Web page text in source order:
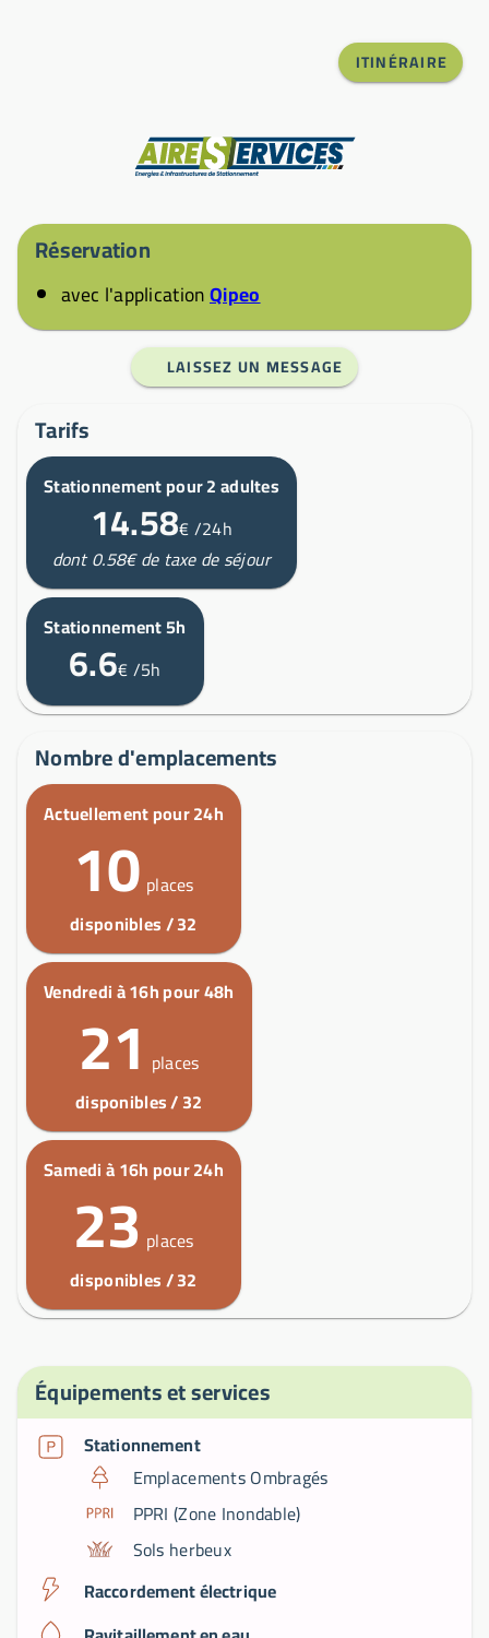
ITINÉRAIRE
Réservation
avec l'applicationQipeo
LAISSEZ UN MESSAGE
Tarifs
Stationnement pour 2 adultes
14.58€/24h
dont 0.58€ de taxe de séjour
Stationnement 5h
6.6€/5h
Nombre d'emplacements
Actuellement pour 24h
10 places
disponibles / 32
Vendredi à 16h pour 48h
21 places
disponibles / 32
Samedi à 16h pour 24h
23 places
disponibles / 32
Équipements et services
Stationnement
Emplacements Ombragés
PPRI (Zone Inondable)
Sols herbeux
Raccordement électrique